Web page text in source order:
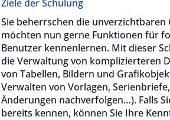
Ziele der Schulung
Sie beherrschen die
möchten nun gerne Funktionen für
Benutzer kennenlernen. Mit dieser
die Verwaltung von komplizierteren
von Tabellen, Bildern und
Verwalten von Vorlagen,
Änderungen nachverfolgen…). Falls
bereits kennen, können Sie Ihre